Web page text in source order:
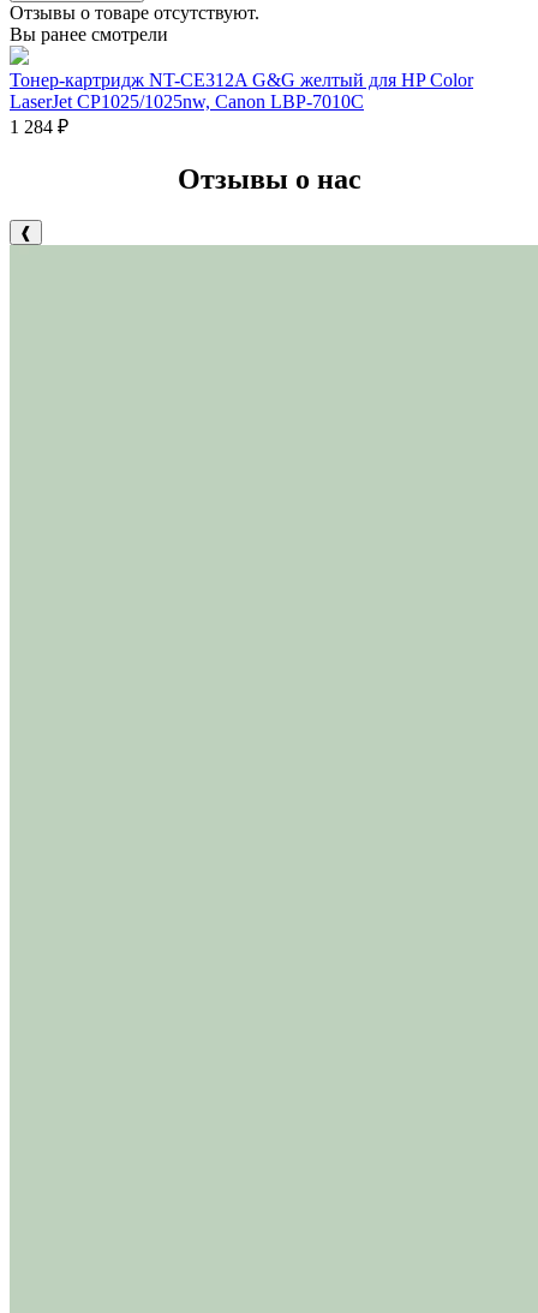
Отзывы о товаре отсутствуют.
Вы ранее смотрели
Тонер-картридж NT-CE312A G&G желтый для HP Color
LaserJet CP1025/1025nw, Canon LBP-7010C
1 284 ₽
Отзывы о нас
❰